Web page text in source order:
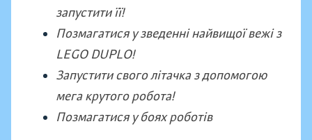
запустити її!
Позмагатися у зведенні найвищої вежі з
LEGO DUPLO!
Запустити свого літачка з допомогою
мега крутого робота!
Позмагатися у боях роботів